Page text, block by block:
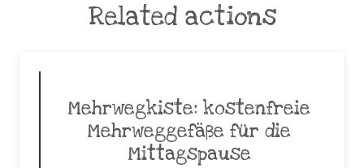
Related actions
Mehrwegkiste: kostenfreie
Mehrweggefäße für die
Mittagspause